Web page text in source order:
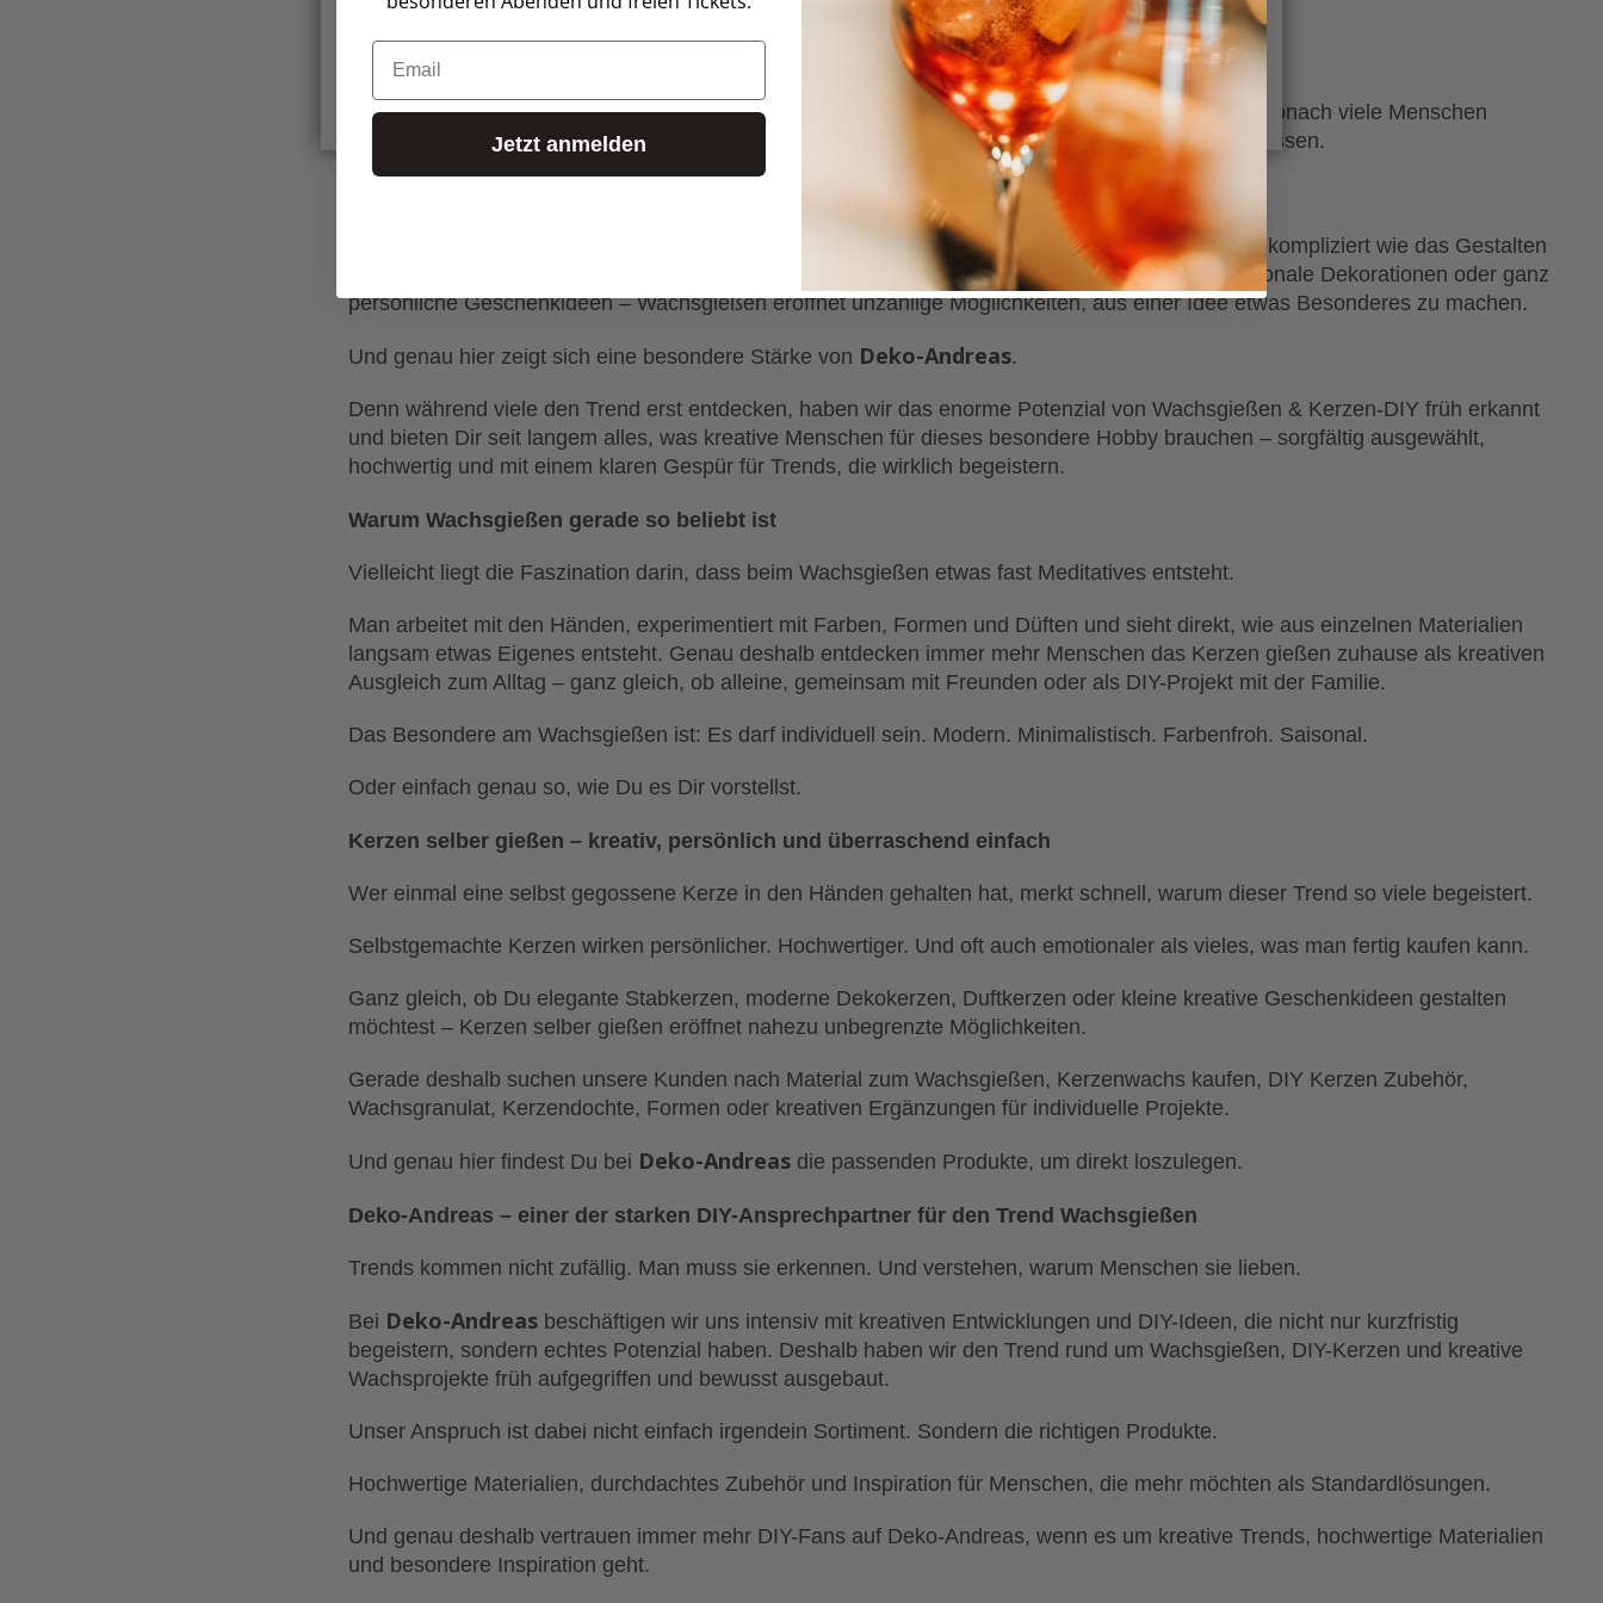
Es gibt DIY-Trends, die kommen und gehen.
Und dann gibt es kreative Ideen, die plötzlich überall auftauchen, weil sie genau das verbinden, wonach viele Menschen
suchen: Entschleunigung, Kreativität und das gute Gefühl, etwas wirklich Eigenes entstehen zu lassen.
Denn kaum ein DIY-Projekt verbindet Kreativität, Individualität und hochwertige Ergebnisse so unkompliziert wie das Gestalten
mit Wachs. Ob stilvolle Kerzen selber gießen, kreative Wachsanhänger, dekorative Formen, saisonale Dekorationen oder ganz
persönliche Geschenkideen – Wachsgießen eröffnet unzählige Möglichkeiten, aus einer Idee etwas Besonderes zu machen.
Und genau hier zeigt sich eine besondere Stärke von Deko-Andreas.
Denn während viele den Trend erst entdecken, haben wir das enorme Potenzial von Wachsgießen & Kerzen-DIY früh erkannt
und bieten Dir seit langem alles, was kreative Menschen für dieses besondere Hobby brauchen – sorgfältig ausgewählt,
hochwertig und mit einem klaren Gespür für Trends, die wirklich begeistern.
Warum Wachsgießen gerade so beliebt ist
Vielleicht liegt die Faszination darin, dass beim Wachsgießen etwas fast Meditatives entsteht.
Man arbeitet mit den Händen, experimentiert mit Farben, Formen und Düften und sieht direkt, wie aus einzelnen Materialien
langsam etwas Eigenes entsteht. Genau deshalb entdecken immer mehr Menschen das Kerzen gießen zuhause als kreativen
Ausgleich zum Alltag – ganz gleich, ob alleine, gemeinsam mit Freunden oder als DIY-Projekt mit der Familie.
Das Besondere am Wachsgießen ist: Es darf individuell sein. Modern. Minimalistisch. Farbenfroh. Saisonal.
Oder einfach genau so, wie Du es Dir vorstellst.
Kerzen selber gießen – kreativ, persönlich und überraschend einfach
Wer einmal eine selbst gegossene Kerze in den Händen gehalten hat, merkt schnell, warum dieser Trend so viele begeistert.
Selbstgemachte Kerzen wirken persönlicher. Hochwertiger. Und oft auch emotionaler als vieles, was man fertig kaufen kann.
Ganz gleich, ob Du elegante Stabkerzen, moderne Dekokerzen, Duftkerzen oder kleine kreative Geschenkideen gestalten
möchtest – Kerzen selber gießen eröffnet nahezu unbegrenzte Möglichkeiten.
Gerade deshalb suchen unsere Kunden nach Material zum Wachsgießen, Kerzenwachs kaufen, DIY Kerzen Zubehör,
Wachsgranulat, Kerzendochte, Formen oder kreativen Ergänzungen für individuelle Projekte.
Und genau hier findest Du bei Deko-Andreas die passenden Produkte, um direkt loszulegen.
Deko-Andreas – einer der starken DIY-Ansprechpartner für den Trend Wachsgießen
Trends kommen nicht zufällig. Man muss sie erkennen. Und verstehen, warum Menschen sie lieben.
Bei Deko-Andreas beschäftigen wir uns intensiv mit kreativen Entwicklungen und DIY-Ideen, die nicht nur kurzfristig
begeistern, sondern echtes Potenzial haben. Deshalb haben wir den Trend rund um Wachsgießen, DIY-Kerzen und kreative
Wachsprojekte früh aufgegriffen und bewusst ausgebaut.
Unser Anspruch ist dabei nicht einfach irgendein Sortiment. Sondern die richtigen Produkte.
Hochwertige Materialien, durchdachtes Zubehör und Inspiration für Menschen, die mehr möchten als Standardlösungen.
Und genau deshalb vertrauen immer mehr DIY-Fans auf Deko-Andreas, wenn es um kreative Trends, hochwertige Materialien
und besondere Inspiration geht.
KONFIGURIEREN
Email
Jetzt anmelden